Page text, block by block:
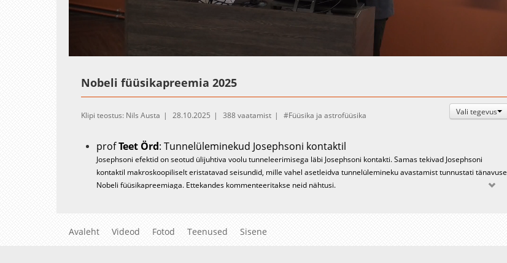
Nobeli füüsikapreemia 2025
Vali tegevus
Klipi teostus: Nils Austa 28.10.2025 388 vaatamist Füüsika ja astrofüüsika
profTeet Örd: Tunnelüleminekud Josephsoni kontaktil
Josephsoni efektid on seotud ülijuhtiva voolu tunneleerimisega läbi Josephsoni kontakti. Samas tekivad Josephsoni
kontaktil makroskoopiliselt eristatavad seisundid, mille vahel asetleidva tunnelülemineku avastamist tunnustati tänavuse
Nobeli füüsikapreemiaga. Ettekandes kommenteeritakse neid nähtusi.
Avaleht Videod Fotod Teenused Sisene